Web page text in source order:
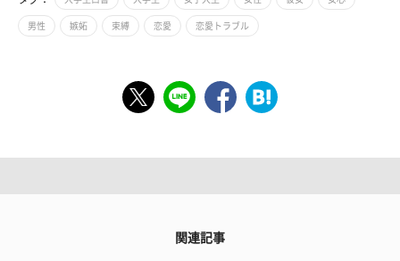
男性 嫉妬 束縛 恋愛 恋愛トラブル
関連記事